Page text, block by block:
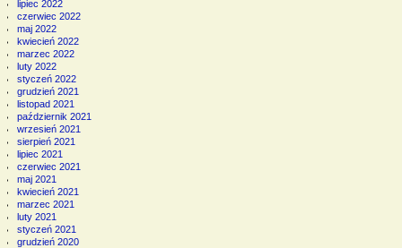
lipiec 2022
czerwiec 2022
maj 2022
kwiecień 2022
marzec 2022
luty 2022
styczeń 2022
grudzień 2021
listopad 2021
październik 2021
wrzesień 2021
sierpień 2021
lipiec 2021
czerwiec 2021
maj 2021
kwiecień 2021
marzec 2021
luty 2021
styczeń 2021
grudzień 2020